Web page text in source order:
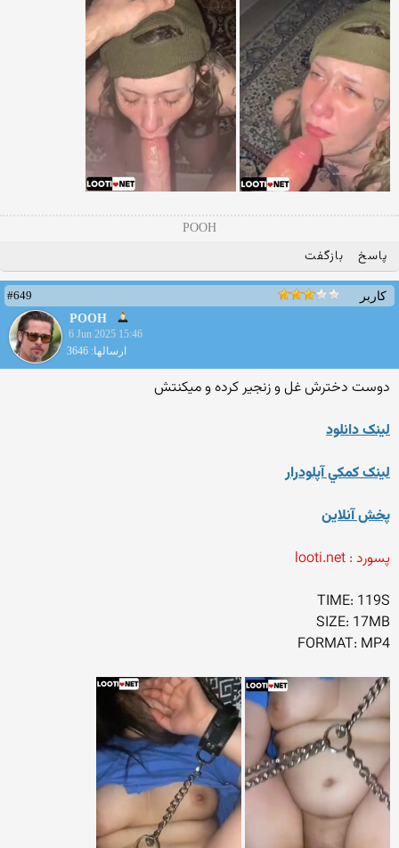
POOH
پاسخ بازگفت
کاربر
#649
POOH
6 Jun 2025 15:46
ارسالها: 3646
دوست دخترش غل و زنجیر کرده و میکنتش
لينک دانلود
لينک کمکي آپلودرار
پخش آنلاين
پسورد : looti.net
TIME: 119S
SIZE: 17MB
FORMAT: MP4